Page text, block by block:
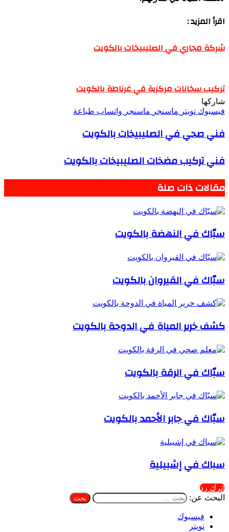
اقرأ المزيد :
شركة مجاري في الصليبيخات بالكويت
تركيب سخانات مركزية في غرناطة بالكويت
شاركها
فيسبوك تويتر ماسنجر ماسنجر واتساب طباعة
فني صحي في الصليبيخات بالكويت
فني تركيب مضخات الصليبيخات بالكويت
مقالات ذات صلة
سبّاك في النهضة بالكويت
سبّاك في القيروان بالكويت
كشف خرير المياة في الدوحة بالكويت
سبّاك في الرقة بالكويت
سبّاك في جابر الأحمد بالكويت
سباك في إشبيلية
اترك رد
البحث عن:
فيسبوك
تويتر